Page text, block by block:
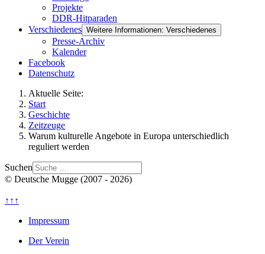
Projekte
DDR-Hitparaden
Verschiedenes Weitere Informationen: Verschiedenes
Presse-Archiv
Kalender
Facebook
Datenschutz
Aktuelle Seite:
Start
Geschichte
Zeitzeuge
Warum kulturelle Angebote in Europa unterschiedlich
reguliert werden
Suchen
© Deutsche Mugge (2007 - 2026)
↑↑↑
Impressum
Der Verein